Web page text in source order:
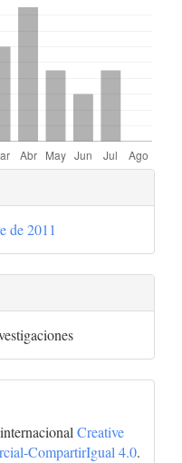
de 2011
Creative
CompartirIgual 4.0.